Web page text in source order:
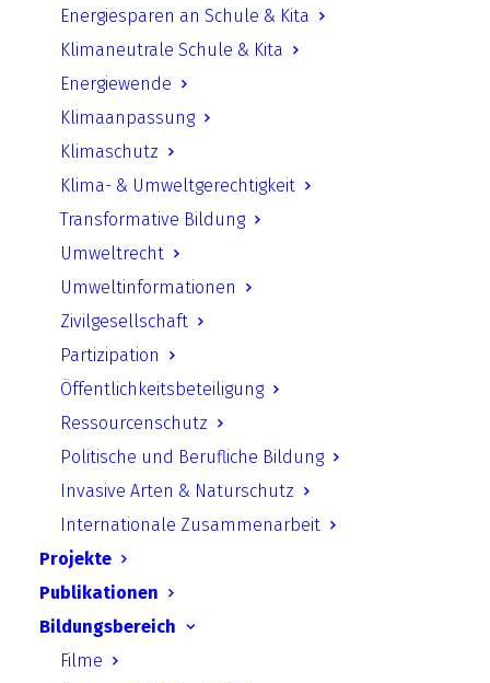
Energiesparen an Schule & Kita
Klimaneutrale Schule & Kita
Energiewende
Klimaanpassung
Klimaschutz
Klima- & Umweltgerechtigkeit
Transformative Bildung
Umweltrecht
Umweltinformationen
Zivilgesellschaft
Partizipation
Öffentlichkeitsbeteiligung
Ressourcenschutz
Politische und Berufliche Bildung
Invasive Arten & Naturschutz
Internationale Zusammenarbeit
Projekte
Publikationen
Bildungsbereich
Filme
UfU Presse
Pressemitteilungen
UfU Stellungnahmen
UfU-Informationen
UfU-Lehrmaterial
UfU-Lehrmaterial für Sek 1 & Sek 2
UfU-Angebote für Schulen
UfU-Lehrmaterial für Kita
UfU-Lehrmaterial für Grundschule
UfU-Lehrmaterial für außerschulische
Bildung
UfU-Lehrmaterial für Lehrerbildung
Material für Praxisplaner
Andere Publikationen